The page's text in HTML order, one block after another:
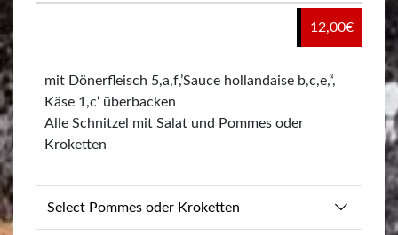
12,00€
mit Dönerfleisch 5,a,f,’Sauce hollandaise b,c,e,“,
Käse 1,c‘ überbacken
Alle Schnitzel mit Salat und Pommes oder
Kroketten
Select Pommes oder Kroketten